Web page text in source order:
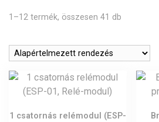
1–12 termék, összesen 41 db
1 csatornás relémodul (ESP-